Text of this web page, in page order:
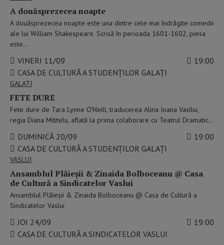
A douăsprezecea noapte
A douăsprezecea noapte este una dintre cele mai îndrăgite comedii
ale lui William Shakespeare. Scrisă în perioada 1601-1602, piesa
este…
VINERI 11/09
19:00
CASA DE CULTURĂ A STUDENŢILOR GALAŢI
GALAŢI
FETE DURE
Fete dure de Tara Lynne O'Neill, traducerea Alina Ioana Vasiliu,
regia Diana Mititelu, aflată la prima colaborare cu Teatrul Dramatic…
DUMINICĂ 20/09
19:00
CASA DE CULTURĂ A STUDENŢILOR GALAŢI
VASLUI
Ansamblul Plăieșii & Zinaida Bolboceanu @ Casa
de Cultură a Sindicatelor Vaslui
Ansamblul Plăieșii & Zinaida Bolboceanu @ Casa de Cultură a
Sindicatelor Vaslui
JOI 24/09
19:00
CASA DE CULTURĂ A SINDICATELOR VASLUI